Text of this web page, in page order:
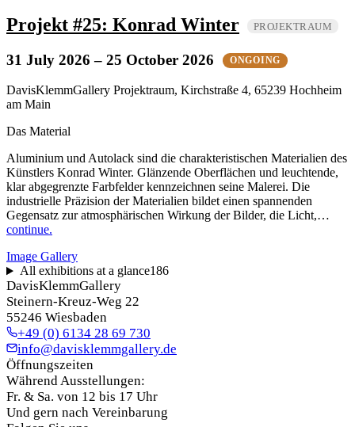
Projekt #25: Konrad Winter PROJEKTRAUM
31 July 2026 – 25 October 2026 ONGOING
DavisKlemmGallery Projektraum, Kirchstraße 4, 65239 Hochheim
am Main
Das Material
Aluminium und Autolack sind die charakteristischen Materialien des
Künstlers Konrad Winter. Glänzende Oberflächen und leuchtende,
klar abgegrenzte Farbfelder kennzeichnen seine Malerei. Die
industrielle Präzision der Materialien bildet einen spannenden
Gegensatz zur atmosphärischen Wirkung der Bilder, die Licht,…
continue.
Image Gallery
All exhibitions at a glance186
DavisKlemmGallery
Steinern-Kreuz-Weg 22
55246 Wiesbaden
+49 (0) 6134 28 69 730
info@davisklemmgallery.de
Öffnungszeiten
Während Ausstellungen:
Fr. & Sa. von 12 bis 17 Uhr
Und gern nach Vereinbarung